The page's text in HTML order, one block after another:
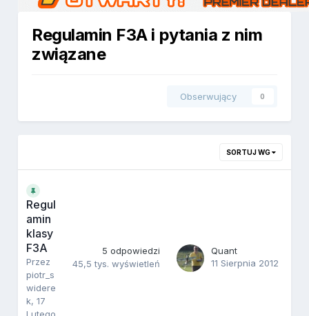
Regulamin F3A i pytania z nim
związane
Obserwujący 0
SORTUJ WG
Regul
amin
klasy
F3A
Przez
piotr_s
widere
k,17
Lutego
5 odpowiedzi
45,5 tys. wyświetleń
Quant
11 Sierpnia 2012